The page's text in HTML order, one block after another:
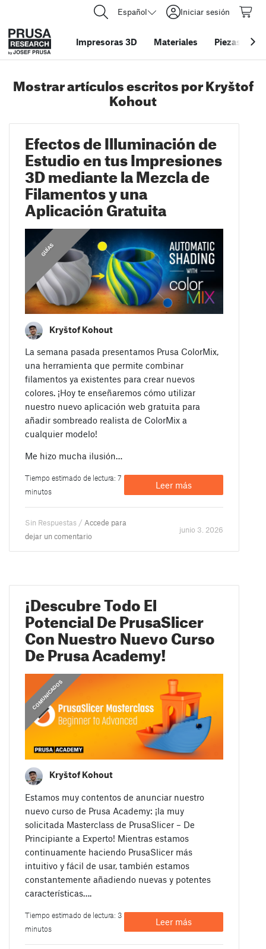
Español Iniciar sesión
Impresoras 3D Materiales Piezas y
Mostrar artículos escritos por Kryštof
Kohout
Efectos de Illuminación de
Estudio en tus Impresiones
3D mediante la Mezcla de
Filamentos y una
Aplicación Gratuita
C
O
N
S
E
J
O
S
D
E
I
M
P
R
E
S
I
Ó
N
GUÍAS
Kryštof Kohout
La semana pasada presentamos Prusa ColorMix,
una herramienta que permite combinar
filamentos ya existentes para crear nuevos
colores. ¡Hoy te enseñaremos cómo utilizar
nuestro nuevo aplicación web gratuita para
añadir sombreado realista de ColorMix a
cualquier modelo!
Me hizo mucha ilusión…
Tiempo estimado de lectura: 7
minutos
Leer más
Sin Respuestas /Accede para
dejar un comentario
junio 3. 2026
¡Descubre Todo El
Potencial De PrusaSlicer
Con Nuestro Nuevo Curso
De Prusa Academy!
COMUNICADOS
Kryštof Kohout
Estamos muy contentos de anunciar nuestro
nuevo curso de Prusa Academy: ¡la muy
solicitada Masterclass de PrusaSlicer – De
Principiante a Experto! Mientras estamos
continuamente haciendo PrusaSlicer más
intuitivo y fácil de usar, también estamos
constantemente añadiendo nuevas y potentes
características….
Tiempo estimado de lectura: 3
minutos
Leer más